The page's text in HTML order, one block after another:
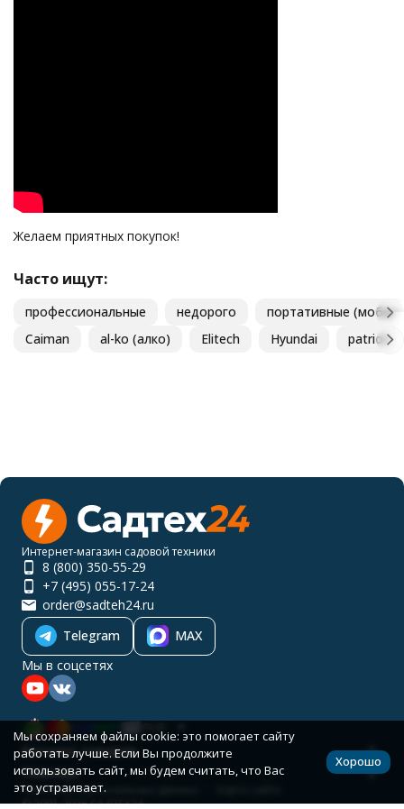
Желаем приятных покупок!
Часто ищут:
профессиональные недорого
портативные
Caiman
al-ko (алко) Elitech Hyundai patriot
Интернет-магазин садовой техники
8 (800) 350-55-29
+7 (495) 055-17-24
order@sadteh24.ru
Telegram
MAX
Мы в соцсетях
Каталог товаров
Помощь
Политика персональных данных
© 2001-2026 САДТЕХ24
Мы сохраняем файлы cookie: это помогает сайту
работать лучше. Если Вы продолжите
использовать сайт, мы будем считать, что Вас
это устраивает.
Хорошо